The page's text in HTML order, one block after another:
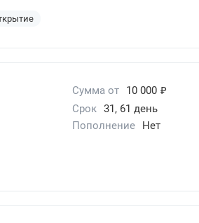
Сумма от 10 000 ₽
Срок 31, 61 день
Пополнение
Нет